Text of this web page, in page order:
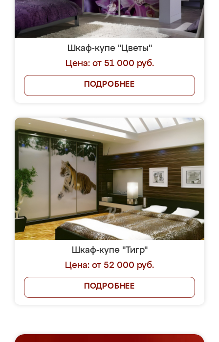
Шкаф-купе "Цветы"
Цена: от 51 000 руб.
ПОДРОБНЕЕ
Шкаф-купе "Тигр"
Цена: от 52 000 руб.
ПОДРОБНЕЕ